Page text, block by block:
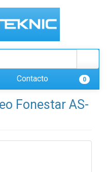
Contacto 0
Fonestar AS-